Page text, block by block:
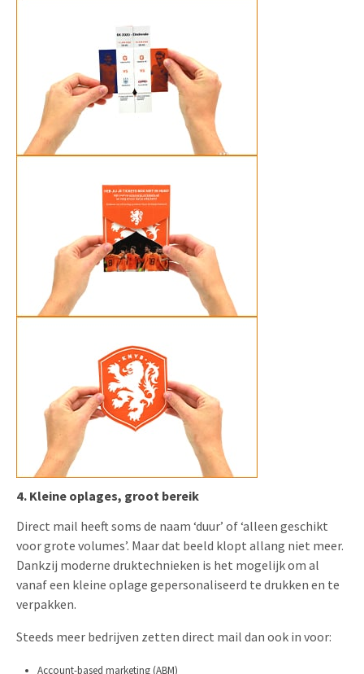
4. Kleine oplages, groot bereik
Direct mail heeft soms de naam ‘duur’ of ‘alleen geschikt
voor grote volumes’. Maar dat beeld klopt allang niet meer.
Dankzij moderne druktechnieken is het mogelijk om al
vanaf een kleine oplage gepersonaliseerd te drukken en te
verpakken.
Steeds meer bedrijven zetten direct mail dan ook in voor:
Account-based marketing (ABM)